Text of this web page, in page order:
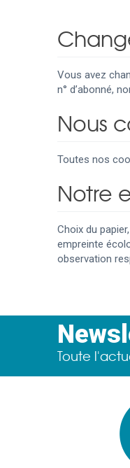
Vous avez
n° d’abonné,
Nous
Toutes nos
Notre
Choix du
empreinte
observation
Toute